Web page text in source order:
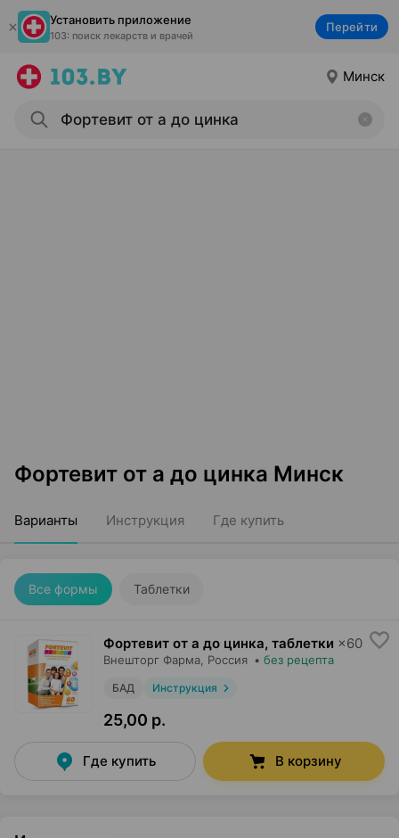
Установить приложение
103: поиск лекарств и врачей
Перейти
Минск
Фортевит от а до цинка Минск
Варианты Инструкция Где купить
Все формы Таблетки
Фортевит от а до цинка, таблетки ×60
Внешторг Фарма , Россия • без рецепта
БАД Инструкция
25,00 р.
Где купить В корзину